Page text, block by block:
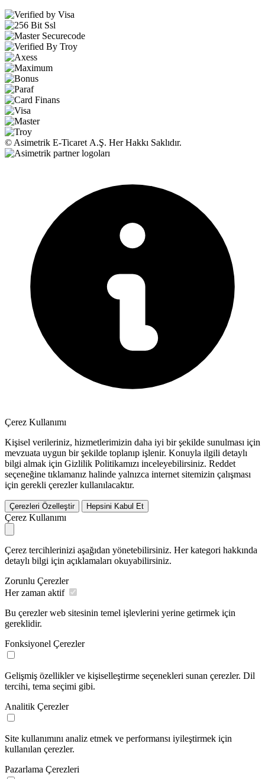
© Asimetrik E‑Ticaret A.Ş. Her Hakkı Saklıdır.
Çerez Kullanımı
Kişisel verileriniz, hizmetlerimizin daha iyi bir şekilde sunulması için
mevzuata uygun bir şekilde toplanıp işlenir. Konuyla ilgili detaylı
bilgi almak için Gizlilik Politikamızı inceleyebilirsiniz. Reddet
seçeneğine tıklamanız halinde yalnızca internet sitemizin çalışması
için gerekli çerezler kullanılacaktır.
Çerezleri Özelleştir Hepsini Kabul Et
Çerez Kullanımı
Çerez tercihlerinizi aşağıdan yönetebilirsiniz. Her kategori hakkında
detaylı bilgi için açıklamaları okuyabilirsiniz.
Zorunlu Çerezler
Her zaman aktif
Bu çerezler web sitesinin temel işlevlerini yerine getirmek için
gereklidir.
Fonksiyonel Çerezler
Gelişmiş özellikler ve kişiselleştirme seçenekleri sunan çerezler. Dil
tercihi, tema seçimi gibi.
Analitik Çerezler
Site kullanımını analiz etmek ve performansı iyileştirmek için
kullanılan çerezler.
Pazarlama Çerezleri